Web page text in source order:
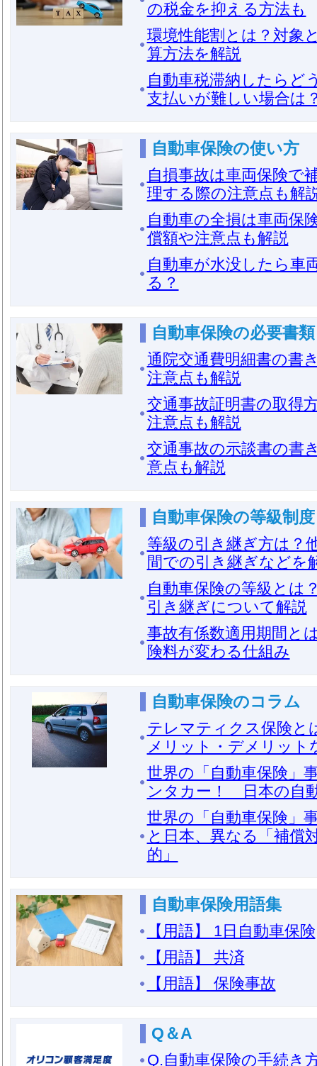
の税金を抑える方法も
環境性能割とは？対象
算方法を解説
自動車税滞納したらど
支払いが難しい場合は
自動車保険の使い方
自損事故は車両保険で
理する際の注意点も解
自動車の全損は車両保
償額や注意点も解説
自動車が水没したら車
る？
自動車保険の必要書類
通院交通費明細書の書
注意点も解説
交通事故証明書の取得
注意点も解説
交通事故の示談書の書
意点も解説
自動車保険の等級制度
等級の引き継ぎ方は？
間での引き継ぎなどを
自動車保険の等級とは
引き継ぎについて解説
事故有係数適用期間と
険料が変わる仕組み
自動車保険のコラム
テレマティクス保険と
メリット・デメリット
世界の「自動車保険」
ンタカー！ 日本の自
世界の「自動車保険」
と日本、異なる「補償
的」
自動車保険用語集
【用語】 1日自動車保険
【用語】 共済
【用語】 保険事故
Q＆A
Q.自動車保険の手続き